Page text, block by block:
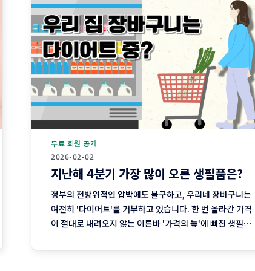
2026-02-02
무료 회원 공개
지난해 4분기 가장 많이 오른 생필품은?
정부의 전방위적인 압박에도 불구하고, 우리네 장바구니는
여전히 '다이어트'를 거부하고 있습니다. 한 번 올라간 가격
이 절대로 내려오지 않는 이른바 '가격의 늪'에 빠진 생필품
담, 이제는 '팩트'가 된 장바구니의 비명 퇴근길 마트에 들러